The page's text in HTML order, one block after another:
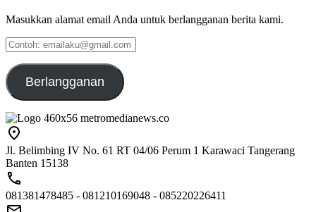
Masukkan alamat email Anda untuk berlangganan berita kami.
Contoh:
emailaku@gmail.com
Berlangganan
Jl. Belimbing IV No. 61 RT 04/06 Perum 1 Karawaci Tangerang
Banten 15138
081381478485 - 081210169048 - 085220226411